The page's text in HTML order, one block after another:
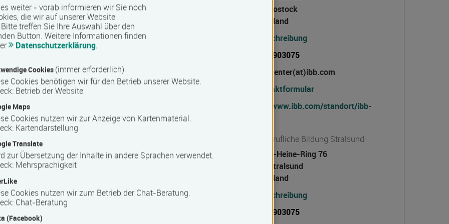
Kunden* sind mit dieser Art des Lernens so zufrieden,
wurde das IBB bereits 1996 mit all seinen Niederlassungen
dieser sehr umfassenden und anspruchsvollen
Den Nutzen haben unsere Kunden: Sie können sich darauf
gesamte Unternehmenskultur auf ein sicheres
Die weit überdurchschnittliche Qualität unserer Arbeit
als auch externe Prüfgruppen, die uns mehrmals jährlich
Vereinbaren Sie gleich einen unverbindlichen
18055 Rostock
Deutschland
Wegbeschreibung
0381 96903075
kundencenter(at)ibb.com
Kontaktformular
https://www.ibb.com/standort/ibb-
Institut für Berufliche Bildung Stralsund
Heinrich-Heine-Ring 76
18435 Stralsund
Deutschland
Wegbeschreibung
0381 96903075
weiter - vorab informieren wir Sie noch
die wir auf unserer Website
treffen Sie Ihre Auswahl über den
Button. Weitere Informationen finden
Datenschutzerklärung.
Cookies (immer erforderlich)
Cookies benötigen wir für den Betrieb unserer Website.
: Betrieb der Website
Maps
Cookies nutzen wir zur Anzeige von Kartenmaterial.
: Kartendarstellung
Translate
zur Übersetzung der Inhalte in andere Sprachen verwendet.
: Mehrsprachigkeit
Cookies nutzen wir zum Betrieb der Chat-Beratung.
: Chat-Beratung
(Facebook)